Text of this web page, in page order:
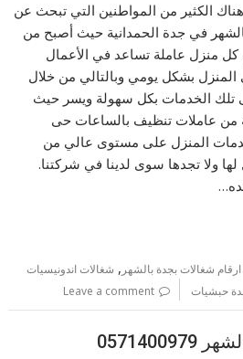
الكثير من المواطنين التي تبحث عن
في جدة الحمدانية حيث أصبح من
كل منزل عاملة تساعد في الأعمال
المنزل بشكل يومي وبالتالي من خلال
تلك الخدمات بكل سهولة ويسر حيث
من عاملات تنظيف بالساعات حى
المنزل على مستوى عالي من
لها ولا تجدها سوى لدينا في شركتنا.
ارقام شغالات بجدة بالشهر , شغالات اندونيسيات
حبشيات Leave a comment